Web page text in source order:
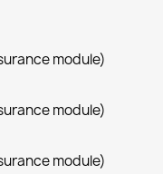
module)
module)
module)